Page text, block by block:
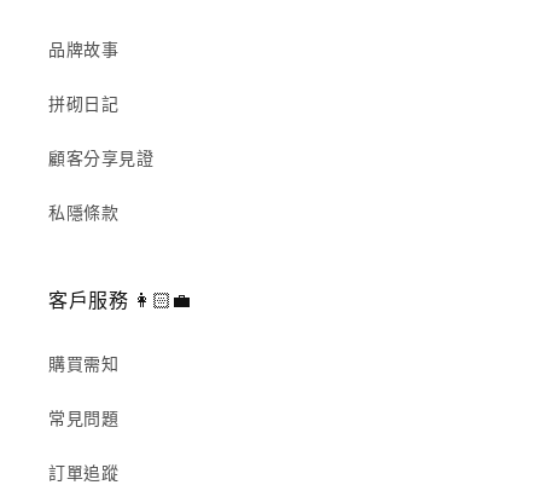
品牌故事
拼砌日記
顧客分享見證
私隱條款
客戶服務 👩🏻‍💼
購買需知
常見問題
訂單追蹤